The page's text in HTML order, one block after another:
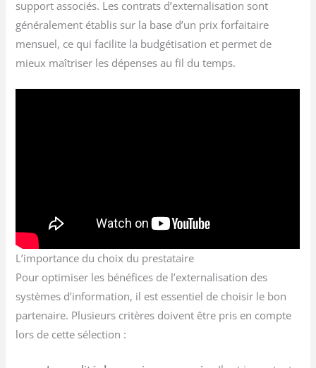
support associés. Les contrats d’externalisation sont
généralement établis sur la base d’un prix forfaitaire
mensuel, ce qui facilite la budgétisation et permet de
mieux maîtriser les dépenses au fil du temps.
L’importance du choix du prestataire
Pour optimiser les bénéfices de l’externalisation des
systèmes d’information, il est essentiel de choisir le bon
partenaire. Plusieurs critères doivent être pris en compte
lors de cette sélection :